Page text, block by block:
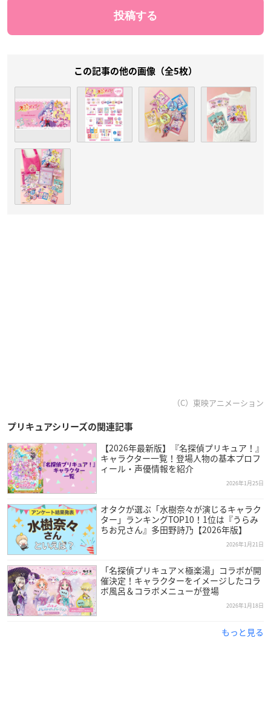
この記事の他の画像（全5枚）
（C）東映アニメーション
プリキュアシリーズの関連記事
【2026年最新版】『名探偵プリキュア！』
キャラクター一覧！登場人物の基本プロフ
ィール・声優情報を紹介
2026年1月25日
オタクが選ぶ「水樹奈々が演じるキャラク
ター」ランキングTOP10！1位は『うらみ
ちお兄さん』多田野詩乃【2026年版】
2026年1月21日
「名探偵プリキュア×極楽湯」コラボが開
催決定！キャラクターをイメージしたコラ
ボ風呂＆コラボメニューが登場
2026年1月18日
もっと見る